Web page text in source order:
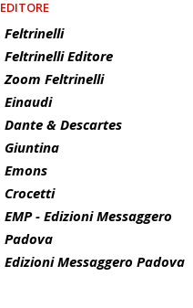
EDITORE
Feltrinelli
Feltrinelli Editore
Zoom Feltrinelli
Einaudi
Dante & Descartes
Giuntina
Emons
Crocetti
EMP - Edizioni Messaggero
Padova
Edizioni Messaggero Padova